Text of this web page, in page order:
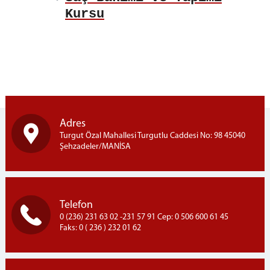
Eğitim ve Öğretim Servisi
Terzihane
Kantin
Yardımcı Hizmetler Servisi
Emanet Para Birimi
Bilgi İşlem Birimi
Çini Kursu
Kursu
Adres
Turgut Özal Mahallesi Turgutlu Caddesi No: 98 45040
Şehzadeler/MANİSA
Telefon
0 (236) 231 63 02 -231 57 91 Cep: 0 506 600 61 45
Faks: 0 ( 236 ) 232 01 62